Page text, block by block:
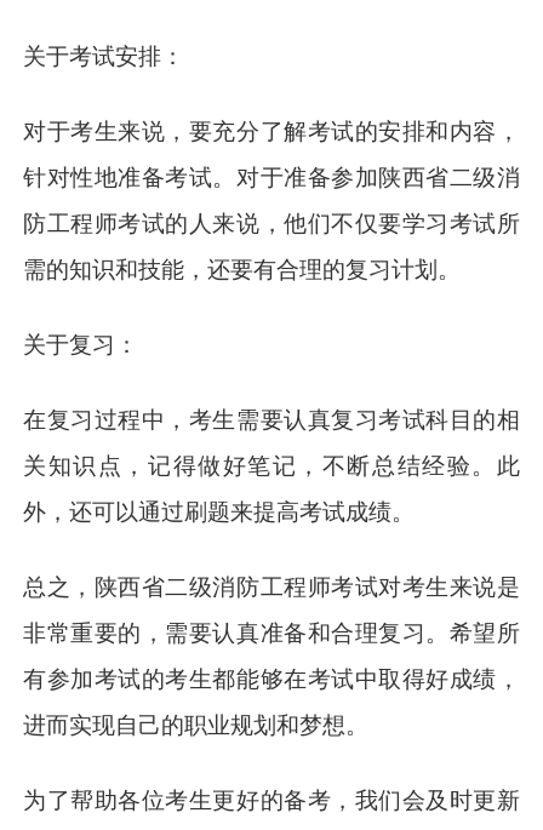
关于考试安排：
对于考生来说，要充分了解考试的安排和内容，
针对性地准备考试。对于准备参加陕西省二级消
防工程师考试的人来说，他们不仅要学习考试所
需的知识和技能，还要有合理的复习计划。
关于复习：
在复习过程中，考生需要认真复习考试科目的相
关知识点，记得做好笔记，不断总结经验。此
外，还可以通过刷题来提高考试成绩。
总之，陕西省二级消防工程师考试对考生来说是
非常重要的，需要认真准备和合理复习。希望所
有参加考试的考生都能够在考试中取得好成绩，
进而实现自己的职业规划和梦想。
为了帮助各位考生更好的备考，我们会及时更新